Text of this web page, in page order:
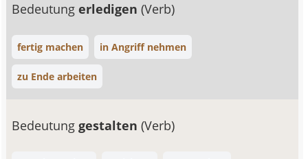
Bedeutungerledigen(Verb)
fertig machen in Angriff nehmen
zu Ende arbeiten
Bedeutunggestalten(Verb)